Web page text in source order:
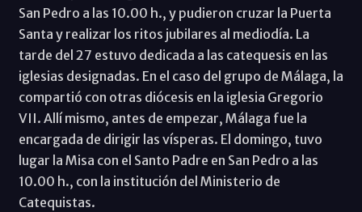
San Pedro a las 10.00 h., y pudieron cruzar la Puerta
Santa y realizar los ritos jubilares al mediodía. La
tarde del 27 estuvo dedicada a las catequesis en las
iglesias designadas. En el caso del grupo de Málaga, la
compartió con otras diócesis en la iglesia Gregorio
VII. Allí mismo, antes de empezar, Málaga fue la
encargada de dirigir las vísperas. El domingo, tuvo
lugar la Misa con el Santo Padre en San Pedro a las
10.00 h., con la institución del Ministerio de
Catequistas.